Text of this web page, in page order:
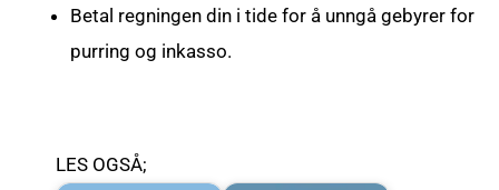
Betal regningen din i tide for å unngå gebyrer for
purring og inkasso.
LES OGSÅ;